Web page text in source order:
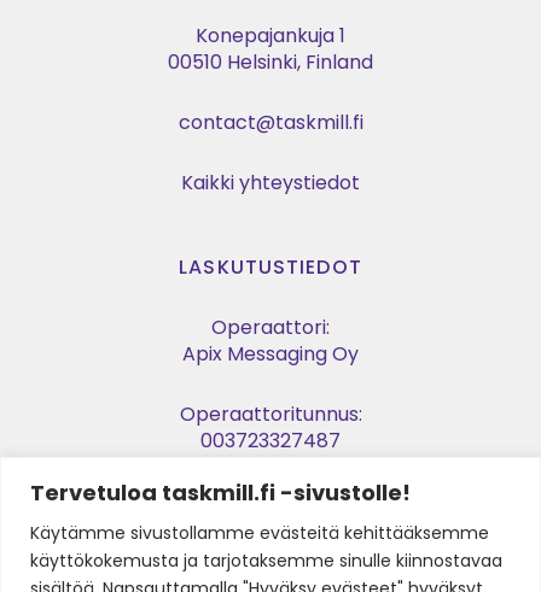
Tervetuloa taskmill.fi -sivustolle!
Käytämme sivustollamme evästeitä kehittääksemme
käyttökokemusta ja tarjotaksemme sinulle kiinnostavaa
Konepajankuja 1
00510 Helsinki, Finland
contact@taskmill.fi
Kaikki yhteystiedot
LASKUTUSTIEDOT
Operaattori:
Apix Messaging Oy
Operaattoritunnus:
003723327487
Verkkolaskuosoite:
003729053974